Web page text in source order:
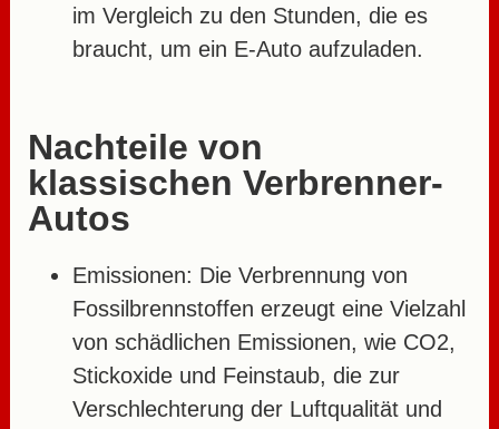
im Vergleich zu den Stunden, die es
braucht, um ein E-Auto aufzuladen.
Nachteile von
klassischen Verbrenner-
Autos
Emissionen: Die Verbrennung von
Fossilbrennstoffen erzeugt eine Vielzahl
von schädlichen Emissionen, wie CO2,
Stickoxide und Feinstaub, die zur
Verschlechterung der Luftqualität und